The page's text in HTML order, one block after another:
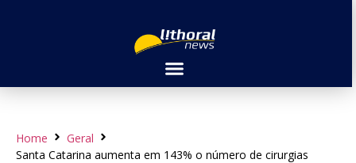
Home
Geral
Santa Catarina aumenta em 143% o número de cirurgias